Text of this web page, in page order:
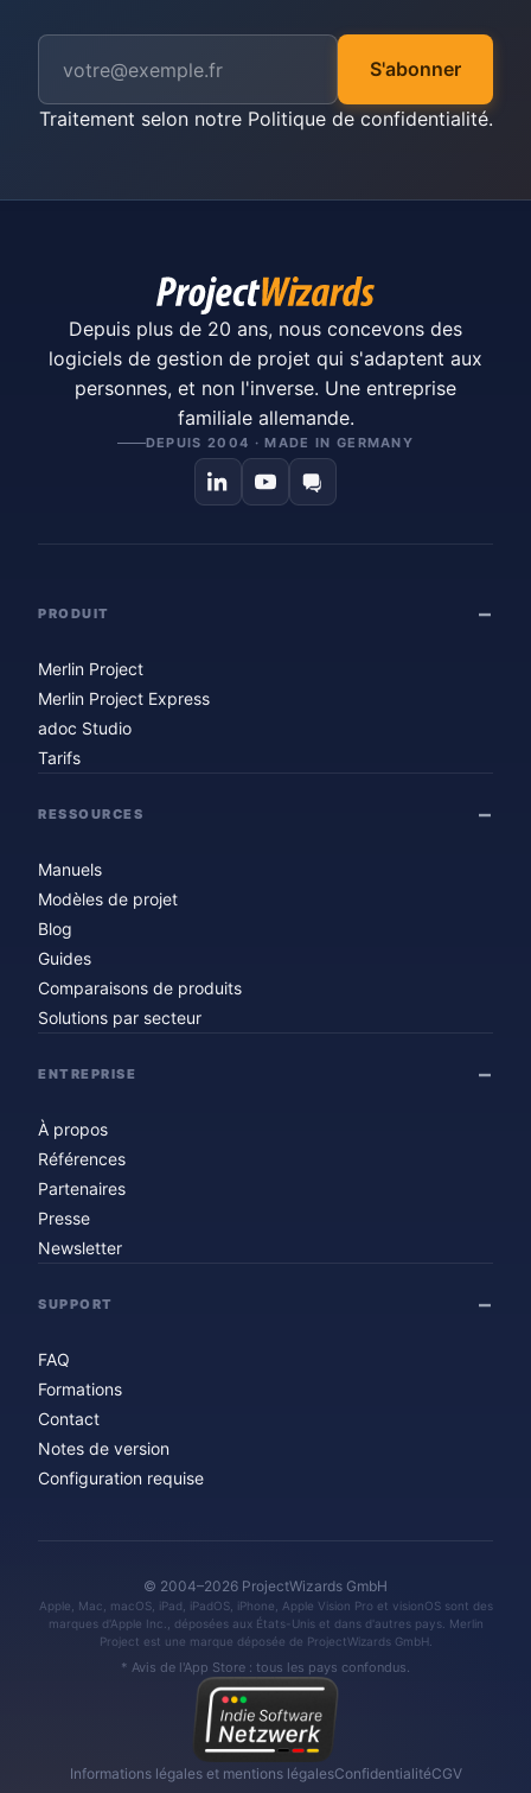
S'abonner
Traitement selon notre Politique de confidentialité.
Depuis plus de 20 ans, nous concevons des
logiciels de gestion de projet qui s'adaptent aux
personnes, et non l'inverse. Une entreprise
familiale allemande.
DEPUIS 2004 · MADE IN GERMANY
PRODUIT
Merlin Project
Merlin Project Express
adoc Studio
Tarifs
RESSOURCES
Manuels
Modèles de projet
Blog
Guides
Comparaisons de produits
Solutions par secteur
ENTREPRISE
À propos
Références
Partenaires
Presse
Newsletter
SUPPORT
FAQ
Formations
Contact
Notes de version
Configuration requise
© 2004–2026 ProjectWizards GmbH
Apple, Mac, macOS, iPad, iPadOS, iPhone, Apple Vision Pro et visionOS sont des
marques d'Apple Inc., déposées aux États-Unis et dans d'autres pays. Merlin
Project est une marque déposée de ProjectWizards GmbH.
* Avis de l'App Store : tous les pays confondus.
Informations légales et mentions légalesConfidentialitéCGV